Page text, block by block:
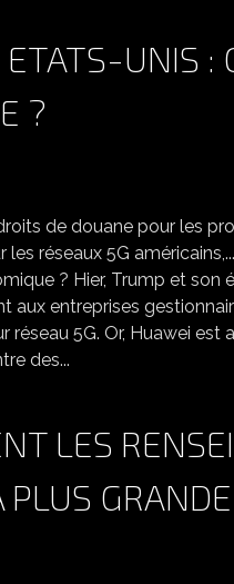
UNIS :
?
de douane pour les
réseaux 5G
? Hier, Trump et
aux entreprises
réseau 5G. Or, Huawei
des...
LES
PLUS